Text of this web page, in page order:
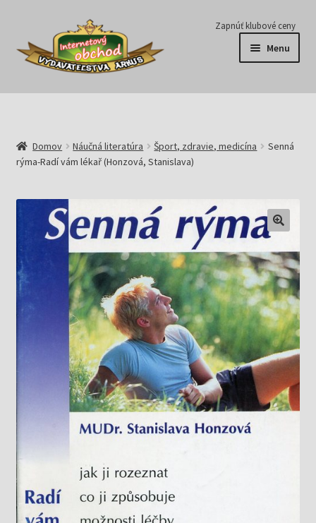
Preskočiť
navigáciu
Preskočiť
obsah
Zapnúť klubové ceny
Menu
Série
E-knihy
Predplatné
Pripravujeme
Pre školy
Knižný klub
Domov Náučná literatúra Šport, zdravie, medicína
Senná
rýma-Radí vám lékař (Honzová, Stanislava)